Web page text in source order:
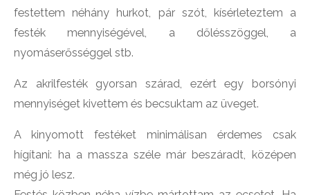
festettem néhány hurkot, pár szót, kísérleteztem a
festék mennyiségével, a dőlésszöggel, a
nyomáserősséggel stb.
Az akrilfesték gyorsan szárad, ezért egy borsónyi
mennyiséget kivettem és becsuktam az üveget.
A kinyomott festéket minimálisan érdemes csak
hígítani: ha a massza széle már beszáradt, középen
még jó lesz.